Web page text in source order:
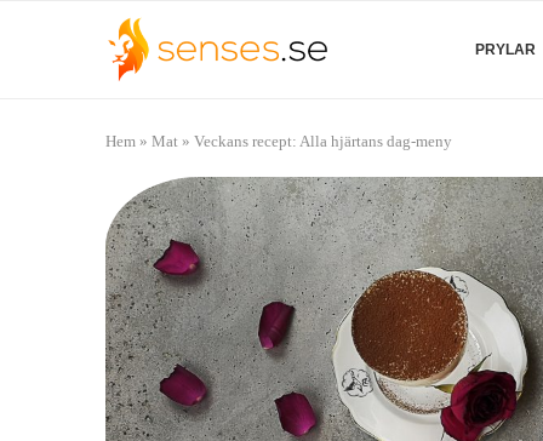
PRYLAR
Hem » Mat » Veckans recept: Alla hjärtans dag-meny